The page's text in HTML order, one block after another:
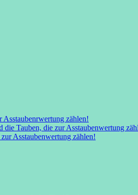
zählen!
die Tauben, die zur Asstaubenwertung
Asstaubenwertung zählen!